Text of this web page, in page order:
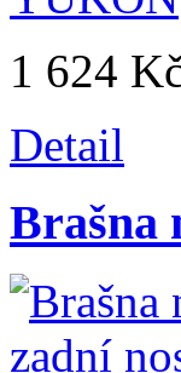
1 624
Detail
Brašna